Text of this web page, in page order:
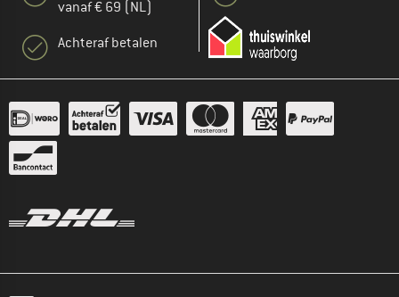
vanaf € 69 (NL)
Achteraf betalen